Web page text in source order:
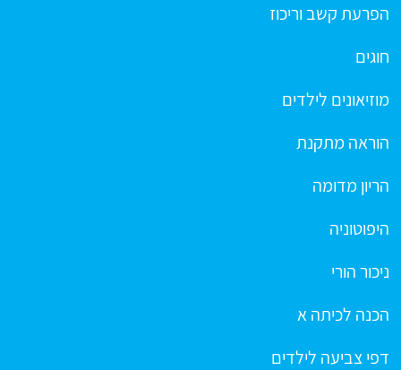
הפרעת קשב וריכוז
חוגים
מוזיאונים לילדים
הוראה מתקנת
הריון מדומה
היפוטוניה
ניכור הורי
הכנה לכיתה א
דפי צביעה לילדים